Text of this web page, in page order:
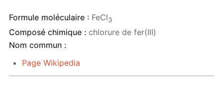
Formule moléculaire : FeCl3
Composé chimique : chlorure de fer(III)
Nom commun :
Page Wikipedia